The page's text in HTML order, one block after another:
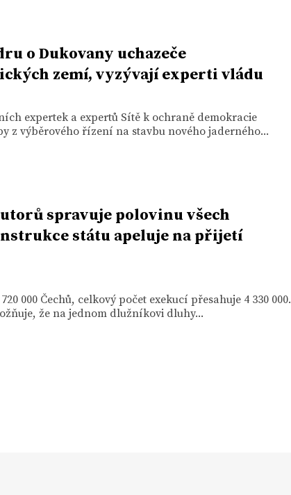
o Dukovany uchazeče
zemí, vyzývají experti vládu
expertek a expertů Sítě k ochraně demokracie
z výběrového řízení na stavbu nového jaderného...
spravuje polovinu všech
státu apeluje na přijetí
000 Čechů, celkový počet exekucí přesahuje 4 330 000.
že na jednom dlužníkovi dluhy...